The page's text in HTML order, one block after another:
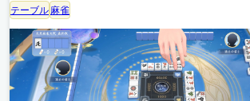
テーブル麻雀